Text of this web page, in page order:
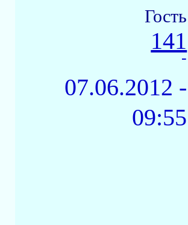
Гость
141
-
07.06.2012 -
09:55